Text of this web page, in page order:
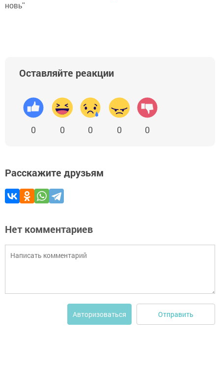
новь"
Оставляйте реакции
0 0 0 0 0
Расскажите друзьям
Нет комментариев
Авторизоваться Отправить